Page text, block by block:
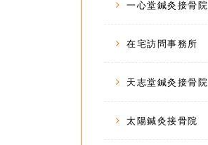
一心堂鍼灸接骨院
在宅訪問事務所
天志堂鍼灸接骨院
太陽鍼灸接骨院